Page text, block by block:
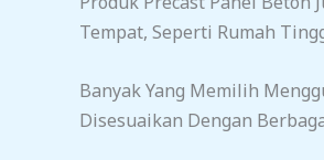
Tempat, Seperti Rumah
Banyak Yang Memilih
Disesuaikan Dengan